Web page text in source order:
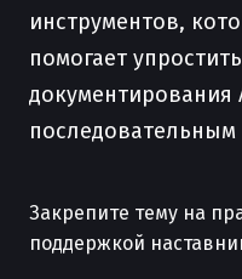
инструментов,
помогает
документирования
Закрепите тему на
поддержкой